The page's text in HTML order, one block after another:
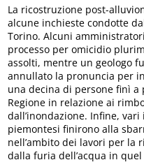
La ricostruzione post-
alcune inchieste condotte
Torino. Alcuni
processo per omicidio
assolti, mentre un geologo
annullato la pronuncia per
una decina di persone finì
Regione in relazione ai
dall’inondazione. Infine,
piemontesi finirono alla
nell’ambito dei lavori per la
dalla furia dell’acqua in